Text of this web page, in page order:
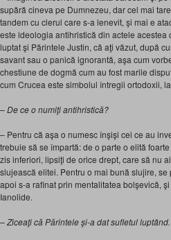
supără cineva pe Dumnezeu, dar cel mai
tandem cu clerul care s-a lenevit, şi mai e
este ideologia antihristică din actele
luptat şi Părintele Justin, că aţi văzut, după
savant sau o panică ignorantă, aşa cum
chestiune de dogmă cum au fost marile
cum Crucea este simbolul întregii ortodoxii,
– De ce o numiţi antihristică?
– Pentru că aşa o numesc înşişi cei ce au
trebuie să se împartă: de o parte o elită
zis inferiori, lipsiţi de orice drept, care să nu
slujească elitei. Pentru o mai bună slujire,
apoi s-a rafinat prin mentalitatea bolşevică,
Ianolide.
– Ziceaţi că Părintele şi-a dat sufletul